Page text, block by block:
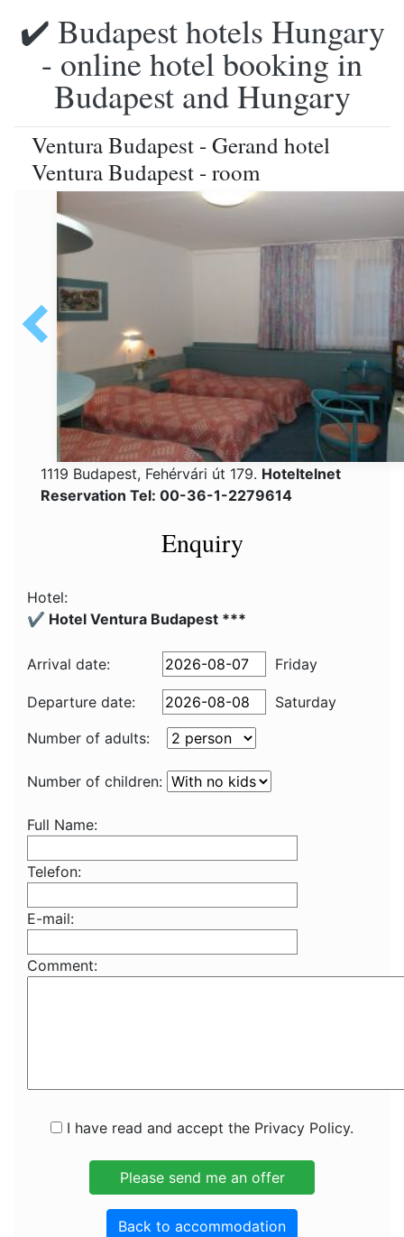
✔️ Budapest hotels Hungary
- online hotel booking in
Budapest and Hungary
Ventura Budapest - Gerand hotel
Ventura Budapest - room
1119 Budapest, Fehérvári út 179. Hoteltelnet
Reservation Tel: 00-36-1-2279614
Enquiry
Hotel:
✔️ Hotel Ventura Budapest ***
Arrival date: Friday
Departure date:
Saturday
Number of adults:
Number of children:
Full Name:
Telefon:
E-mail:
Comment:
I have read and accept the Privacy Policy.
Back to accommodation